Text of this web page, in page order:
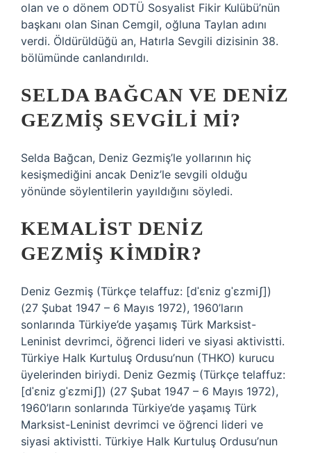
olan ve o dönem ODTÜ Sosyalist Fikir Kulübü’nün
başkanı olan Sinan Cemgil, oğluna Taylan adını
verdi. Öldürüldüğü an, Hatırla Sevgili dizisinin 38.
bölümünde canlandırıldı.
SELDA BAĞCAN VE DENIZ
GEZMIŞ SEVGILI MI?
Selda Bağcan, Deniz Gezmiş’le yollarının hiç
kesişmediğini ancak Deniz’le sevgili olduğu
yönünde söylentilerin yayıldığını söyledi.
KEMALIST DENIZ
GEZMIŞ KIMDIR?
Deniz Gezmiş (Türkçe telaffuz: [dˈɛniz ɡˈɛzmiʃ])
(27 Şubat 1947 – 6 Mayıs 1972), 1960’ların
sonlarında Türkiye’de yaşamış Türk Marksist-
Leninist devrimci, öğrenci lideri ve siyasi aktivistti.
Türkiye Halk Kurtuluş Ordusu’nun (THKO) kurucu
üyelerinden biriydi. Deniz Gezmiş (Türkçe telaffuz:
[dˈɛniz ɡˈɛzmiʃ]) (27 Şubat 1947 – 6 Mayıs 1972),
1960’ların sonlarında Türkiye’de yaşamış Türk
Marksist-Leninist devrimci ve öğrenci lideri ve
siyasi aktivistti. Türkiye Halk Kurtuluş Ordusu’nun